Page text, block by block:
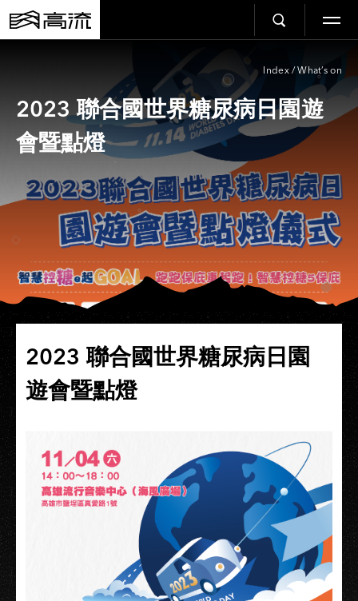
Index / What’s on
2023 聯合國世界糖尿病日園遊
會暨點燈
2023 聯合國世界糖尿病日園
遊會暨點燈